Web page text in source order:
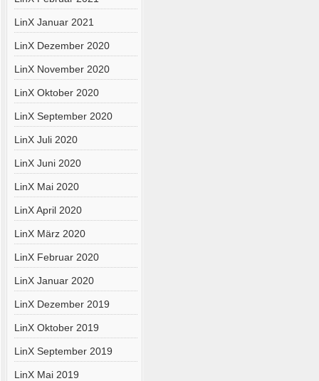
LinX Januar 2021
LinX Dezember 2020
LinX November 2020
LinX Oktober 2020
LinX September 2020
LinX Juli 2020
LinX Juni 2020
LinX Mai 2020
LinX April 2020
LinX März 2020
LinX Februar 2020
LinX Januar 2020
LinX Dezember 2019
LinX Oktober 2019
LinX September 2019
LinX Mai 2019